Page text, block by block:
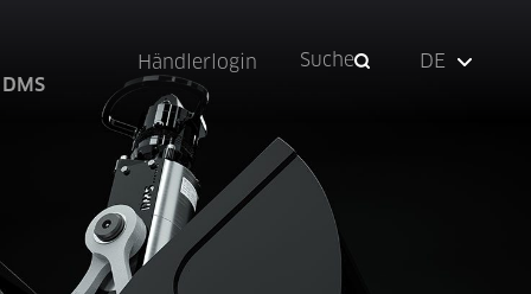
Händlerlogin Suche DE